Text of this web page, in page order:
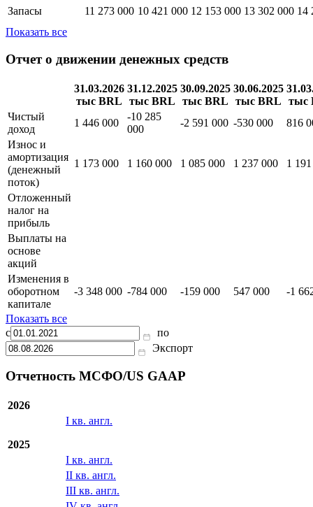
Запасы 11 273 000 10 421 000 12 153 000 13 302 000 14
Показать все
Отчет о движении денежных средств
31.03.2026
тыс BRL
31.12.2025
тыс BRL
30.09.2025
тыс BRL
30.06.2025
тыс BRL
тыс
Чистый
доход
1 446 000
-10 285
000
-2 591 000 -530 000
816
Износ и
амортизация
(денежный
поток)
1 173 000 1 160 000 1 085 000 1 237 000 1
Отложенный
налог на
прибыль
Выплаты на
основе
акций
Изменения в
оборотном
капитале
-3 348 000 -784 000 -159 000 547 000 -1
Показать все
с
по
Экспорт
Отчетность МСФО/US GAAP
2026
I кв. англ.
2025
I кв. англ.
II кв. англ.
III кв. англ.